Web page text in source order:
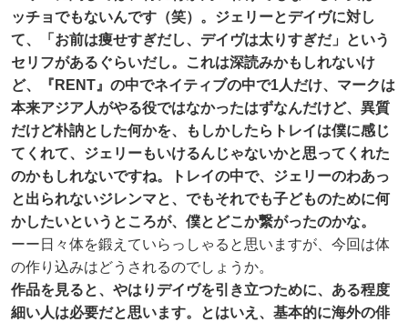
ッチョでもないんです（笑）。ジェリーとデイヴに対し
て、「お前は痩せすぎだし、デイヴは太りすぎだ」という
セリフがあるぐらいだし。これは深読みかもしれないけ
ど、『RENT』の中でネイティブの中で1人だけ、マークは
本来アジア人がやる役ではなかったはずなんだけど、異質
だけど朴訥とした何かを、もしかしたらトレイは僕に感じ
てくれて、ジェリーもいけるんじゃないかと思ってくれた
のかもしれないですね。トレイの中で、ジェリーのわあっ
と出られないジレンマと、でもそれでも子どものために何
かしたいというところが、僕とどこか繋がったのかな。
ーー日々体を鍛えていらっしゃると思いますが、今回は体
の作り込みはどうされるのでしょうか。
作品を見ると、やはりデイヴを引き立つために、ある程度
細い人は必要だと思います。とはいえ、基本的に海外の俳